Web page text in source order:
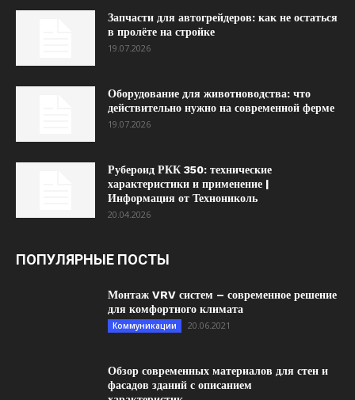
Запчасти для автогрейдеров: как не остаться
в пролёте на стройке
19.07.2026
Оборудование для животноводства: что
действительно нужно на современной ферме
19.07.2026
Рубероид РКК 350: технические
характеристики и применение |
Информация от Технониколь
20.04.2026
ПОПУЛЯРНЫЕ ПОСТЫ
Монтаж VRV систем – современное решение
для комфортного климата
Коммуникации 20.06.2021
Обзор современных материалов для стен и
фасадов зданий с описанием